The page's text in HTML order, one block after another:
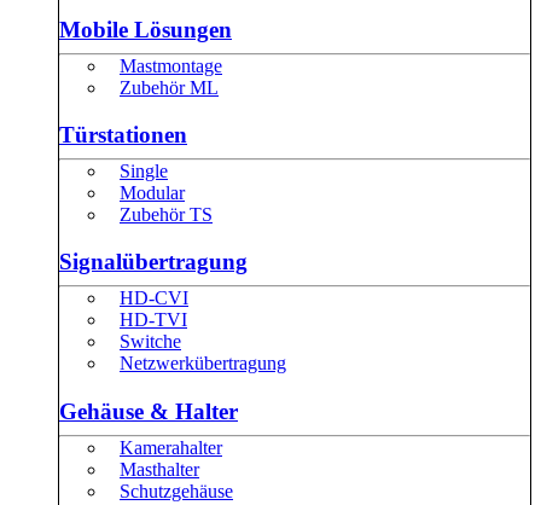
Mobile Lösungen
Mastmontage
Zubehör ML
Türstationen
Single
Modular
Zubehör TS
Signalübertragung
HD-CVI
HD-TVI
Switche
Netzwerkübertragung
Gehäuse & Halter
Kamerahalter
Masthalter
Schutzgehäuse